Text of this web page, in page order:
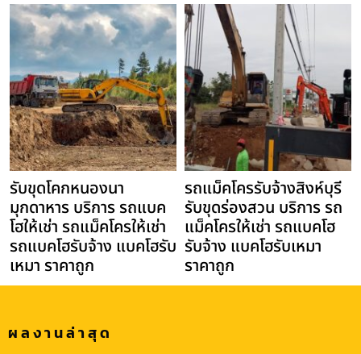
รับขุดโคกหนองนา
มุกดาหาร บริการ รถแบค
โฮให้เช่า รถแม็คโครให้เช่า
รถแบคโฮรับจ้าง แบคโฮรับ
เหมา ราคาถูก
รถแม็คโครรับจ้างสิงห์บุรี
รับขุดร่องสวน บริการ รถ
แม็คโครให้เช่า รถแบคโฮ
รับจ้าง แบคโฮรับเหมา
ราคาถูก
ผลงานล่าสุด